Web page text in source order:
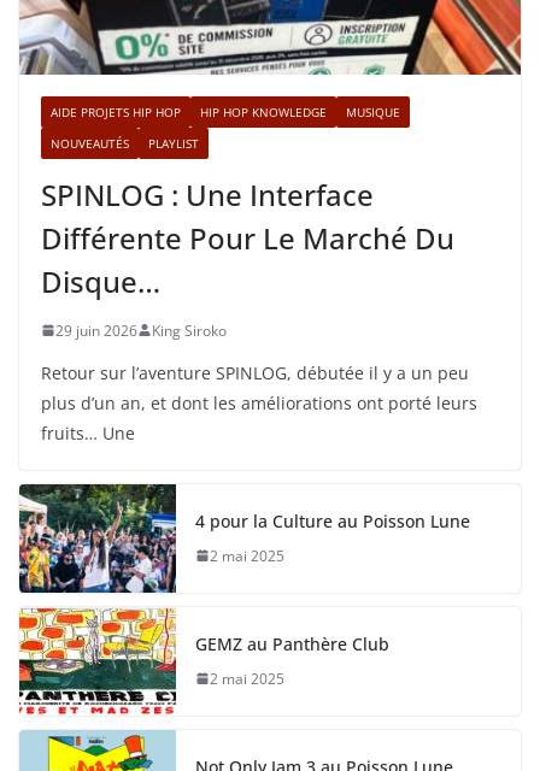
AIDE PROJETS HIP HOP HIP HOP KNOWLEDGE
MUSIQUE
NOUVEAUTÉS
PLAYLIST
SPINLOG : Une Interface
Différente Pour Le Marché Du
Disque…
29 juin 2026 King Siroko
Retour sur l’aventure SPINLOG, débutée il y a un peu
plus d’un an, et dont les améliorations ont porté leurs
fruits… Une
4 pour la Culture au Poisson Lune
2 mai 2025
GEMZ au Panthère Club
2 mai 2025
Not Only Jam 3 au Poisson Lune